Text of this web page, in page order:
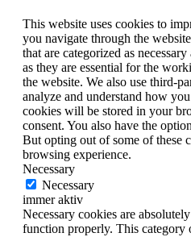
This website uses cookies to
you navigate through the
that are categorized as
as they are essential for the
the website. We also use third-
analyze and understand how
cookies will be stored in your
consent. You also have the
But opting out of some of these
browsing experience.
Necessary
Necessary
immer aktiv
Necessary cookies are
function properly. This category